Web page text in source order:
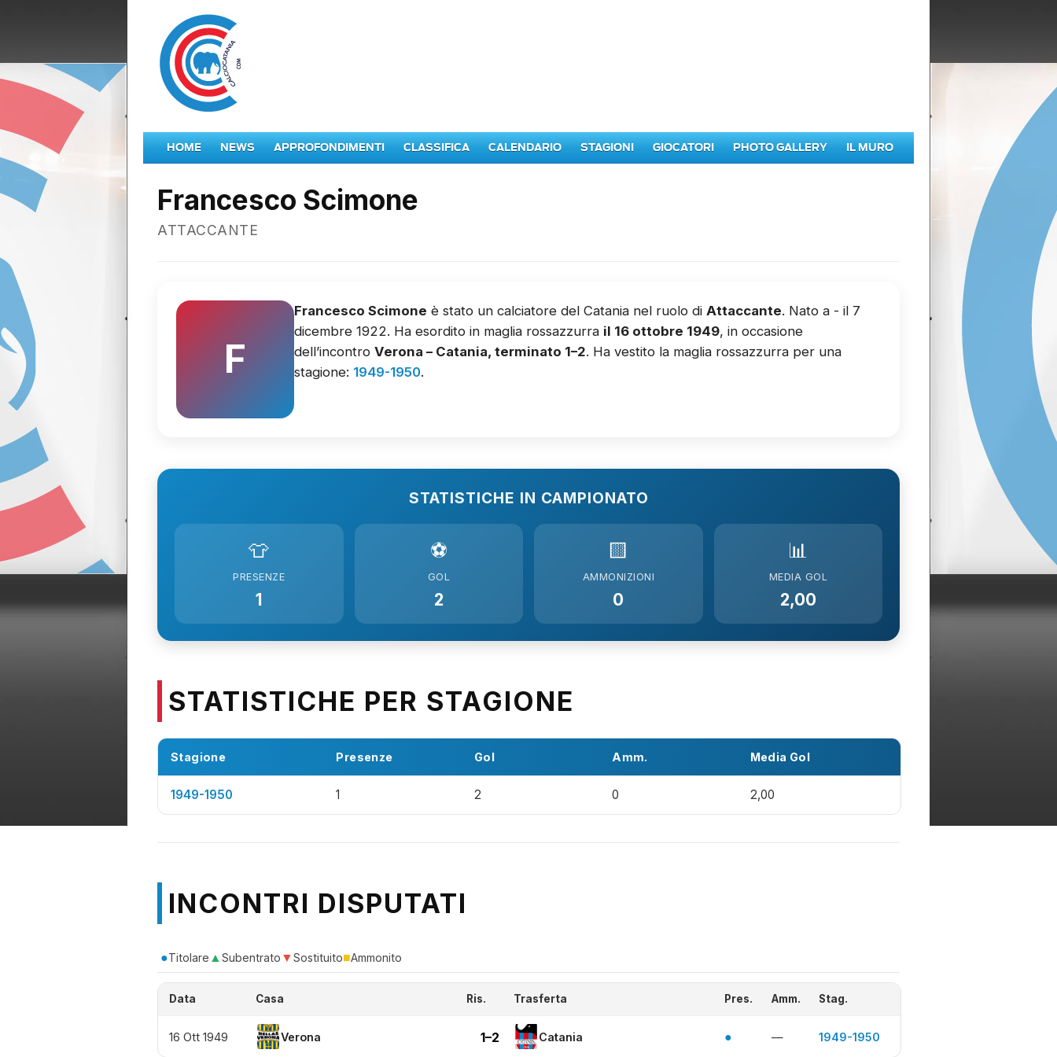
HOME NEWS APPROFONDIMENTI CLASSIFICA CALENDARIO STAGIONI GIOCATORI PHOTO GALLERY IL MURO
Francesco Scimone
ATTACCANTE
F
Francesco Scimone è stato un calciatore del Catania nel ruolo di Attaccante. Nato a - il 7
dicembre 1922. Ha esordito in maglia rossazzurra il 16 ottobre 1949, in occasione
dell’incontro Verona – Catania, terminato 1–2. Ha vestito la maglia rossazzurra per una
stagione: 1949-1950.
STATISTICHE IN CAMPIONATO
👕
PRESENZE
1
⚽
GOL
2
🟨
AMMONIZIONI
0
📊
MEDIA GOL
2,00
STATISTICHE PER STAGIONE
Stagione Presenze Gol Amm. Media Gol
1949-1950 1 2 0 2,00
INCONTRI DISPUTATI
●Titolare ▲Subentrato ▼Sostituito■Ammonito
Data Casa Ris. Trasferta Pres. Amm. Stag.
16 Ott 1949 Verona 1–2 Catania ● — 1949-1950